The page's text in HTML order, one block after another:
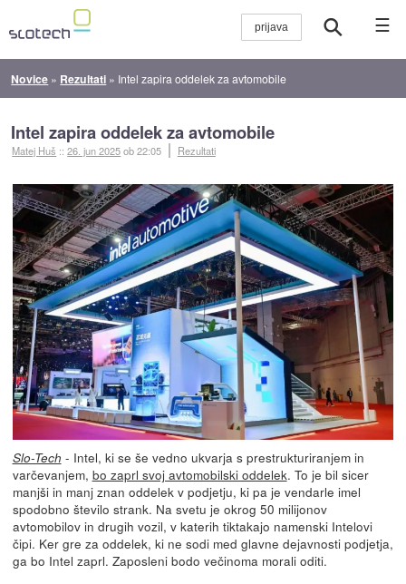
☰
Novice » Rezultati » Intel zapira oddelek za avtomobile
Intel zapira oddelek za avtomobile
Matej Huš ::26. jun 2025ob 22:05 Rezultati
Slo-Tech - Intel, ki se še vedno ukvarja s prestrukturiranjem in
varčevanjem, bo zaprl svoj avtomobilski oddelek. To je bil sicer
manjši in manj znan oddelek v podjetju, ki pa je vendarle imel
spodobno število strank. Na svetu je okrog 50 milijonov
avtomobilov in drugih vozil, v katerih tiktakajo namenski Intelovi
čipi. Ker gre za oddelek, ki ne sodi med glavne dejavnosti podjetja,
ga bo Intel zaprl. Zaposleni bodo večinoma morali oditi.